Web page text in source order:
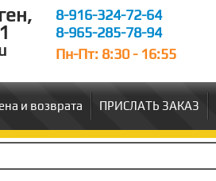
8-916-324-72-64
8-965-285-78-94
Пн-Пт: 8:30 - 16:55
и возврата ПРИСЛАТЬ ЗАКАЗ